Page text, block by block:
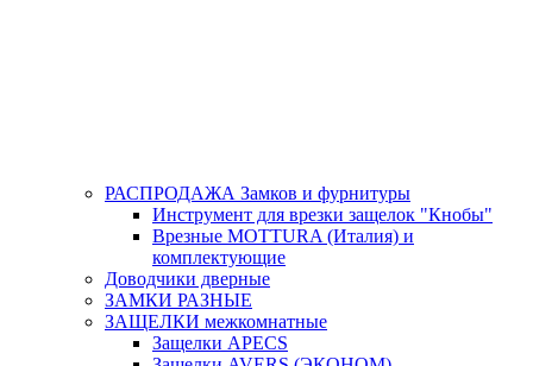
РАСПРОДАЖА Замков и фурнитуры
Инструмент для врезки защелок "Кнобы"
Врезные MOTTURA (Италия) и
комплектующие
Доводчики дверные
ЗАМКИ РАЗНЫЕ
ЗАЩЕЛКИ межкомнатные
Защелки APECS